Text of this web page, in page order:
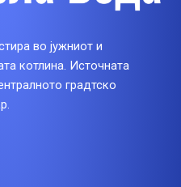
во јужниот и
котлина. Источната
градтско